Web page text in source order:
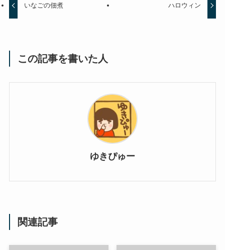
いなごの佃煮 ハロウィン
この記事を書いた人
ゆきぴゅー
関連記事